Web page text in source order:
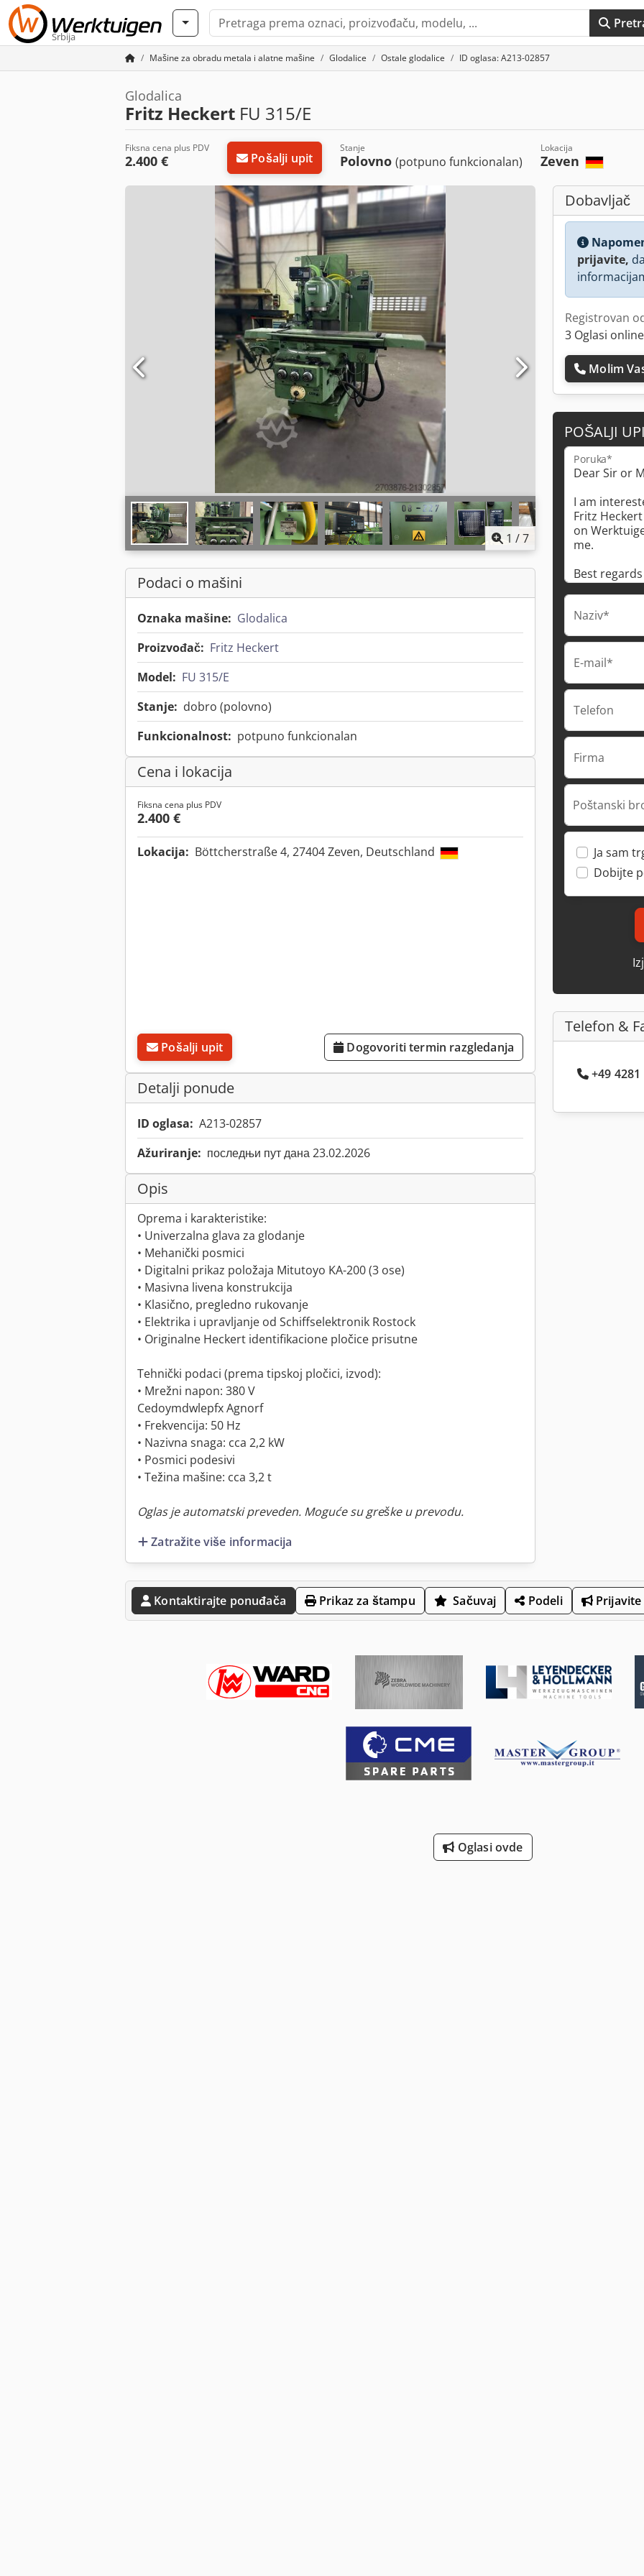
Srbija
Mašine za obradu metala i alatne mašine Glodalice Ostale glodalice ID oglasa: A213-02857
Glodalica
Fritz Heckert FU 315/E
Fiksna cena plus PDV
2.400 € Pošalji upit
Stanje
Polovno(potpuno funkcionalan)
Lokacija
Zeven
1 /7
Podaci o mašini
Oznaka mašine: Glodalica
Proizvođač: Fritz Heckert
Model: FU 315/E
Stanje: dobro (polovno)
Funkcionalnost: potpuno funkcionalan
Cena i lokacija
Fiksna cena plus PDV
2.400 €
Lokacija: Böttcherstraße 4, 27404 Zeven, Deutschland
Pošalji upit Dogovoriti termin razgledanja
Detalji ponude
ID oglasa: A213-02857
Ažuriranje: последњи пут дана 23.02.2026
Opis
Oprema i karakteristike:
• Univerzalna glava za glodanje
• Mehanički posmici
• Digitalni prikaz položaja Mitutoyo KA-200 (3 ose)
• Masivna livena konstrukcija
• Klasično, pregledno rukovanje
• Elektrika i upravljanje od Schiffselektronik Rostock
• Originalne Heckert identifikacione pločice prisutne
Tehnički podaci (prema tipskoj pločici, izvod):
• Mrežni napon: 380 V
Cedoymdwlepfx Agnorf
• Frekvencija: 50 Hz
• Nazivna snaga: cca 2,2 kW
• Posmici podesivi
• Težina mašine: cca 3,2 t
Oglas je automatski preveden. Moguće su greške u prevodu.
Zatražite više informacija
Dobavljač
prijavite,
Registrovan
3 Oglasi online
Molim
POŠALJI
Poruka*
Naziv*
E-mail*
Telefon
Firma
Poštanski
Ja sam
Dobijte
Telefon &
+49
Kontaktirajte ponuđača Prikaz za štampu Sačuvaj Podeli Prijavite
Oglasi ovde